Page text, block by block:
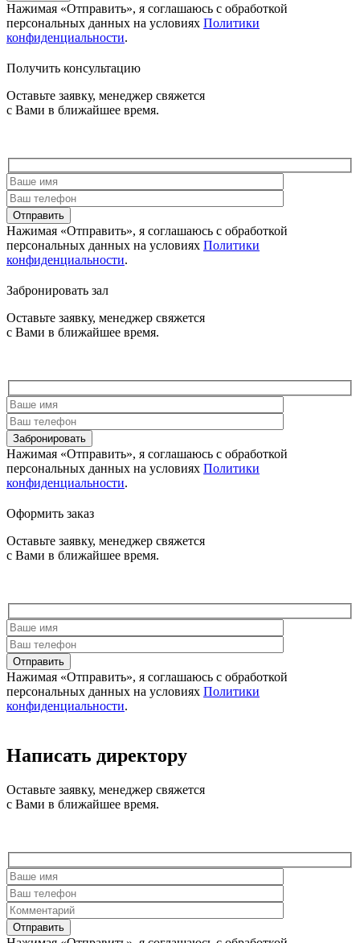
Нажимая «Отправить», я соглашаюсь c обработкой
персональных данных на условиях Политики
конфиденциальности.
Получить консультацию
Оставьте заявку, менеджер свяжется
с Вами в ближайшее время.
Отправить
Нажимая «Отправить», я соглашаюсь c обработкой
персональных данных на условиях Политики
конфиденциальности.
Забронировать зал
Оставьте заявку, менеджер свяжется
с Вами в ближайшее время.
Забронировать
Нажимая «Отправить», я соглашаюсь c обработкой
персональных данных на условиях Политики
конфиденциальности.
Оформить заказ
Оставьте заявку, менеджер свяжется
с Вами в ближайшее время.
Отправить
Нажимая «Отправить», я соглашаюсь c обработкой
персональных данных на условиях Политики
конфиденциальности.
Написать директору
Оставьте заявку, менеджер свяжется
с Вами в ближайшее время.
Отправить